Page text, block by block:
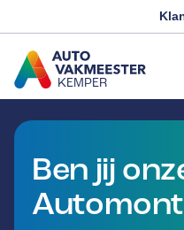
KEMPER
GA NAAR DE
Ben jij